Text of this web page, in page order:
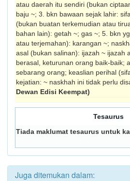
atau daerah itu sendiri (bukan
baju ~; 3. bkn bawaan sejak lahir:
(bukan buatan terkemudian atau
bahan lain): getah ~; gas ~; 5. bkn
atau terjemahan): karangan ~;
asal (bukan salinan): ijazah ~ ijazah
berasal, keturunan orang baik-baik;
sebarang orang; keaslian perihal
kejatian: ~ naskhah ini tidak perlu
Dewan Edisi Keempat)
Tesaurus
Tiada maklumat tesaurus untuk
Juga ditemukan dalam: